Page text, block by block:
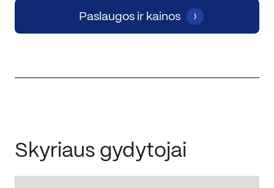
Paslaugos ir kainos
Skyriaus gydytojai